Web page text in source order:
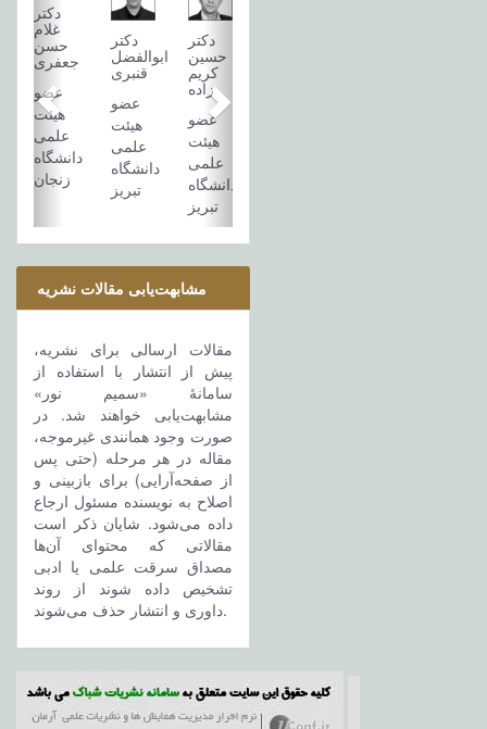
دکتر
غلام
حسن
جعفری
عضو
هیئت
علمی
دانشگاه
زنجان
دکتر
ابوالفضل
قنبری
عضو
هیئت
علمی
دانشگاه
تبریز
دکتر
حسين
کريم
زاده
عضو
هیئت
علمی
دانشگاه
تبریز
مشابهت‌یابی مقالات نشریه
مقالات ارسالی برای نشریه،
پیش از انتشار با استفاده از
سامانۀ «سمیم نور»
مشابهت‌یابی خواهند شد. در
صورت وجود همانندی غیرموجه،
مقاله در هر مرحله (حتی پس
از صفحه‌آرایی) برای بازبینی و
اصلاح به نویسنده مسئول ارجاع
داده می‌شود. شایان ذکر است
مقالاتی که محتوای آن‌ها
مصداق سرقت علمی یا ادبی
تشخیص داده شوند از روند
داوری و انتشار حذف می‌شوند.